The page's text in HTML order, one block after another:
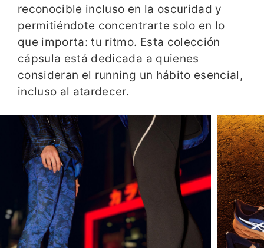
reconocible incluso en la oscuridad y
permitiéndote concentrarte solo en lo
que importa: tu ritmo. Esta colección
cápsula está dedicada a quienes
consideran el running un hábito esencial,
incluso al atardecer.